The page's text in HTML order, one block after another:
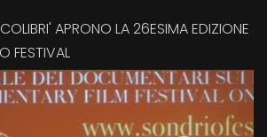
APRONO LA 26ESIMA EDIZIONE
FESTIVAL